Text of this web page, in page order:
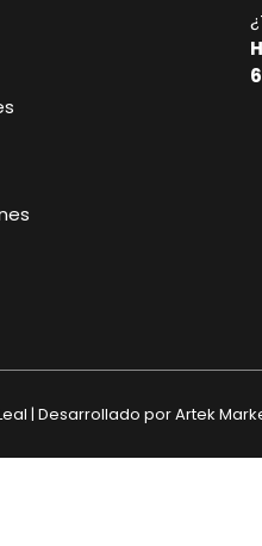
| Desarrollado por Artek